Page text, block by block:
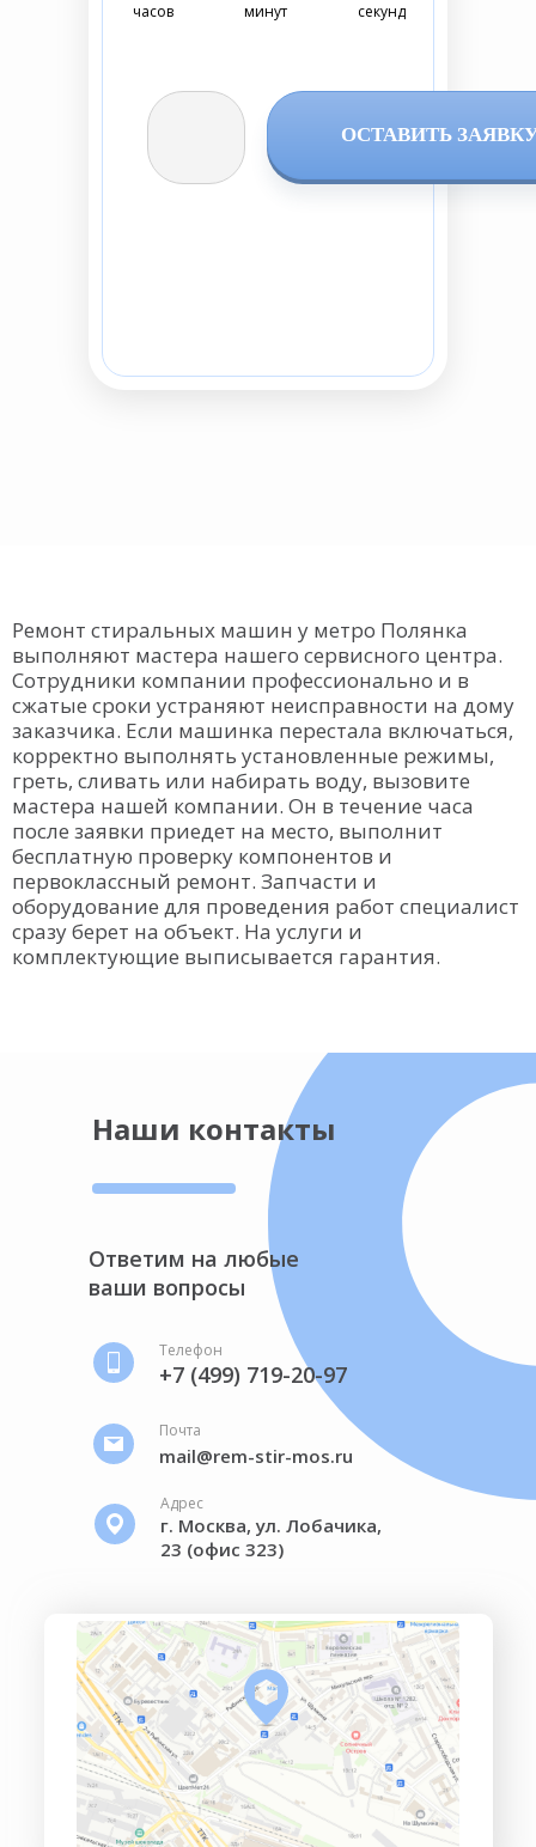
ОСТАВИТЬ
секунд
минут
часов
Ремонт стиральных машин у метро Полянка
выполняют мастера нашего сервисного центра.
Сотрудники компании профессионально и в
сжатые сроки устраняют неисправности на дому
заказчика. Если машинка перестала включаться,
корректно выполнять установленные режимы,
греть, сливать или набирать воду, вызовите
мастера нашей компании. Он в течение часа
после заявки приедет на место, выполнит
бесплатную проверку компонентов и
первоклассный ремонт. Запчасти и
оборудование для проведения работ специалист
сразу берет на объект. На услуги и
комплектующие выписывается гарантия.
Наши контакты
Ответим на любые
ваши вопросы
Телефон
+7 (499) 719-20-97
Адрес
г. Москва, ул. Лобачика,
23 (офис 323)
mail@rem-stir-mos.ru
Почта